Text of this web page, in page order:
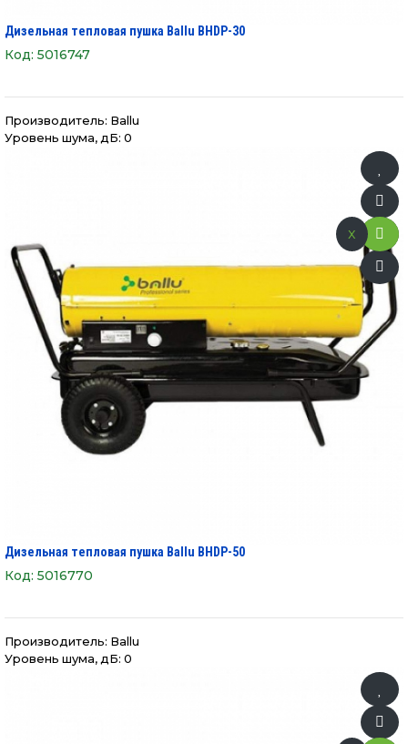
Дизельная тепловая пушка Ballu BHDP-30
Код: 5016747
Производитель: Ballu
Уровень шума, дБ: 0
Дизельная тепловая пушка Ballu BHDP-50
Код: 5016770
x
Производитель: Ballu
Уровень шума, дБ: 0